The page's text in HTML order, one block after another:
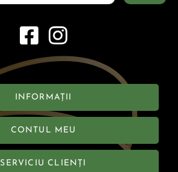
INFORMAȚII
CONTUL MEU
SERVICIU CLIENȚI